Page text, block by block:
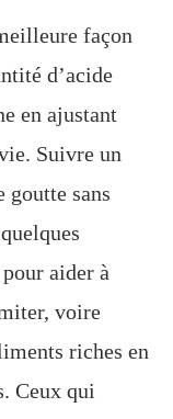
façon
d’acide
en ajustant
Suivre un
goutte sans
aider à
voire
riches en
Ceux qui